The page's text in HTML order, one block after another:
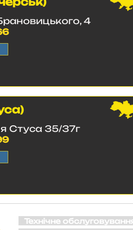
4
Стуса 35/37г
Технічне